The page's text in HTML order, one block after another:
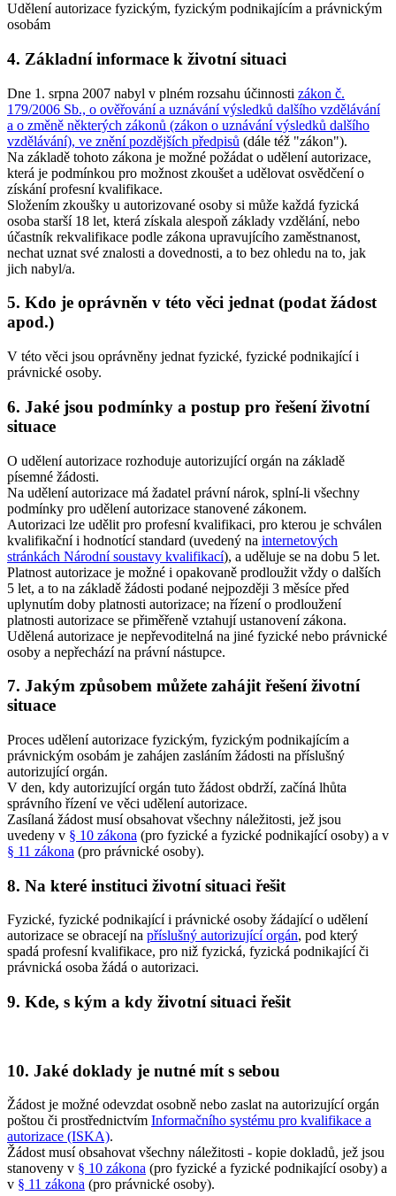
Udělení autorizace fyzickým, fyzickým podnikajícím a právnickým
osobám
4. Základní informace k životní situaci
Dne 1. srpna 2007 nabyl v plném rozsahu účinnosti zákon č.
179/2006 Sb., o ověřování a uznávání výsledků dalšího vzdělávání
a o změně některých zákonů (zákon o uznávání výsledků dalšího
vzdělávání), ve znění pozdějších předpisů (dále též "zákon").
Na základě tohoto zákona je možné požádat o udělení autorizace,
která je podmínkou pro možnost zkoušet a udělovat osvědčení o
získání profesní kvalifikace.
Složením zkoušky u autorizované osoby si může každá fyzická
osoba starší 18 let, která získala alespoň základy vzdělání, nebo
účastník rekvalifikace podle zákona upravujícího zaměstnanost,
nechat uznat své znalosti a dovednosti, a to bez ohledu na to, jak
jich nabyl/a.
5. Kdo je oprávněn v této věci jednat (podat žádost
apod.)
V této věci jsou oprávněny jednat fyzické, fyzické podnikající i
právnické osoby.
6. Jaké jsou podmínky a postup pro řešení životní
situace
O udělení autorizace rozhoduje autorizující orgán na základě
písemné žádosti.
Na udělení autorizace má žadatel právní nárok, splní-li všechny
podmínky pro udělení autorizace stanovené zákonem.
Autorizaci lze udělit pro profesní kvalifikaci, pro kterou je schválen
kvalifikační i hodnotící standard (uvedený na internetových
stránkách Národní soustavy kvalifikací), a uděluje se na dobu 5 let.
Platnost autorizace je možné i opakovaně prodloužit vždy o dalších
5 let, a to na základě žádosti podané nejpozději 3 měsíce před
uplynutím doby platnosti autorizace; na řízení o prodloužení
platnosti autorizace se přiměřeně vztahují ustanovení zákona.
Udělená autorizace je nepřevoditelná na jiné fyzické nebo právnické
osoby a nepřechází na právní nástupce.
7. Jakým způsobem můžete zahájit řešení životní
situace
Proces udělení autorizace fyzickým, fyzickým podnikajícím a
právnickým osobám je zahájen zasláním žádosti na příslušný
autorizující orgán.
V den, kdy autorizující orgán tuto žádost obdrží, začíná lhůta
správního řízení ve věci udělení autorizace.
Zasílaná žádost musí obsahovat všechny náležitosti, jež jsou
uvedeny v § 10 zákona (pro fyzické a fyzické podnikající osoby) a v
§ 11 zákona (pro právnické osoby).
8. Na které instituci životní situaci řešit
Fyzické, fyzické podnikající i právnické osoby žádající o udělení
autorizace se obracejí na příslušný autorizující orgán, pod který
spadá profesní kvalifikace, pro niž fyzická, fyzická podnikající či
právnická osoba žádá o autorizaci.
9. Kde, s kým a kdy životní situaci řešit
10. Jaké doklady je nutné mít s sebou
Žádost je možné odevzdat osobně nebo zaslat na autorizující orgán
poštou či prostřednictvím Informačního systému pro kvalifikace a
autorizace (ISKA).
Žádost musí obsahovat všechny náležitosti - kopie dokladů, jež jsou
stanoveny v § 10 zákona (pro fyzické a fyzické podnikající osoby) a
v § 11 zákona (pro právnické osoby).